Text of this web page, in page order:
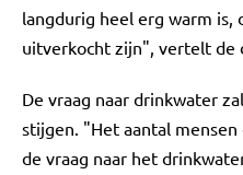
langdurig heel erg warm
uitverkocht zijn", vertelt de
De vraag naar drinkwater
stijgen. "Het aantal
de vraag naar het